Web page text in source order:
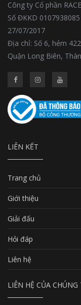
Công ty Cổ phần
Số ĐKKD
27/07/2017
Địa chỉ: Số 6, hẻm
Quận Long Biên,
LIÊN KẾT
Trang chủ
Giới thiệu
Giải đấu
Hỏi đáp
Liên hệ
LIÊN HỆ CỦA CHÚNG